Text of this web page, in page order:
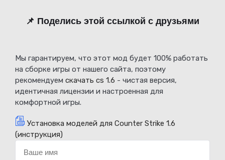
📌 Поделись этой ссылкой с друзьями
Мы гарантируем, что этот мод будет 100% работать
на сборке игры от нашего сайта, поэтому
рекомендуем скачать cs 1.6 - чистая версия,
идентичная лицензии и настроенная для
комфортной игры.
Установка моделей для Counter Strike 1.6
(инструкция)